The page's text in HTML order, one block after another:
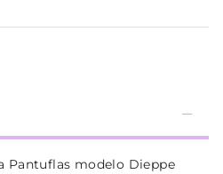
Pantuflas modelo Dieppe